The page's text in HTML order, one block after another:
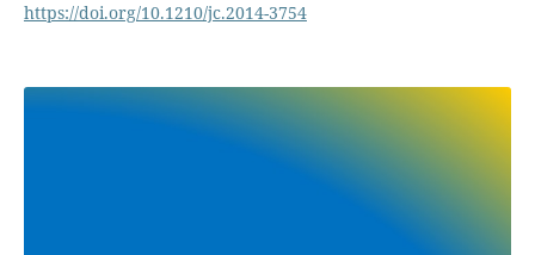
https://doi.org/10.1210/jc.2014-3754